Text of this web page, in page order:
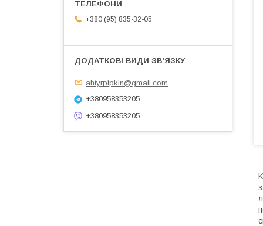
+380 (95) 835-32-05
ahtyrpipkin@gmail.com
+380958353205
+380958353205